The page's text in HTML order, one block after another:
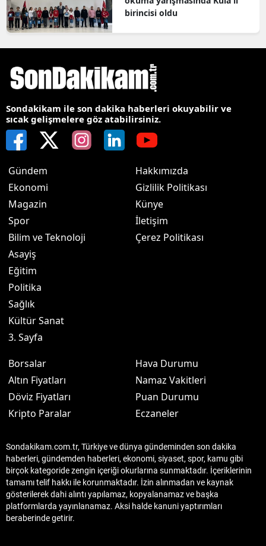
birincisi oldu
Sondakikam ile son dakika haberleri okuyabilir ve
sıcak gelişmelere göz atabilirsiniz.
Gündem
Ekonomi
Magazin
Spor
Bilim ve Teknoloji
Asayiş
Eğitim
Politika
Sağlık
Kültür Sanat
3. Sayfa
Hakkımızda
Gizlilik Politikası
Künye
İletişim
Çerez Politikası
Borsalar
Altın Fiyatları
Döviz Fiyatları
Kripto Paralar
Hava Durumu
Namaz Vakitleri
Puan Durumu
Eczaneler
Sondakikam.com.tr, Türkiye ve dünya gündeminden son dakika
haberleri, gündemden haberleri, ekonomi, siyaset, spor, kamu gibi
birçok kategoride zengin içeriği okurlarına sunmaktadır. İçeriklerinin
tamamı telif hakkı ile korunmaktadır. İzin alınmadan ve kaynak
gösterilerek dahi alıntı yapılamaz, kopyalanamaz ve başka
platformlarda yayınlanamaz. Aksi halde kanuni yaptırımları
beraberinde getirir.